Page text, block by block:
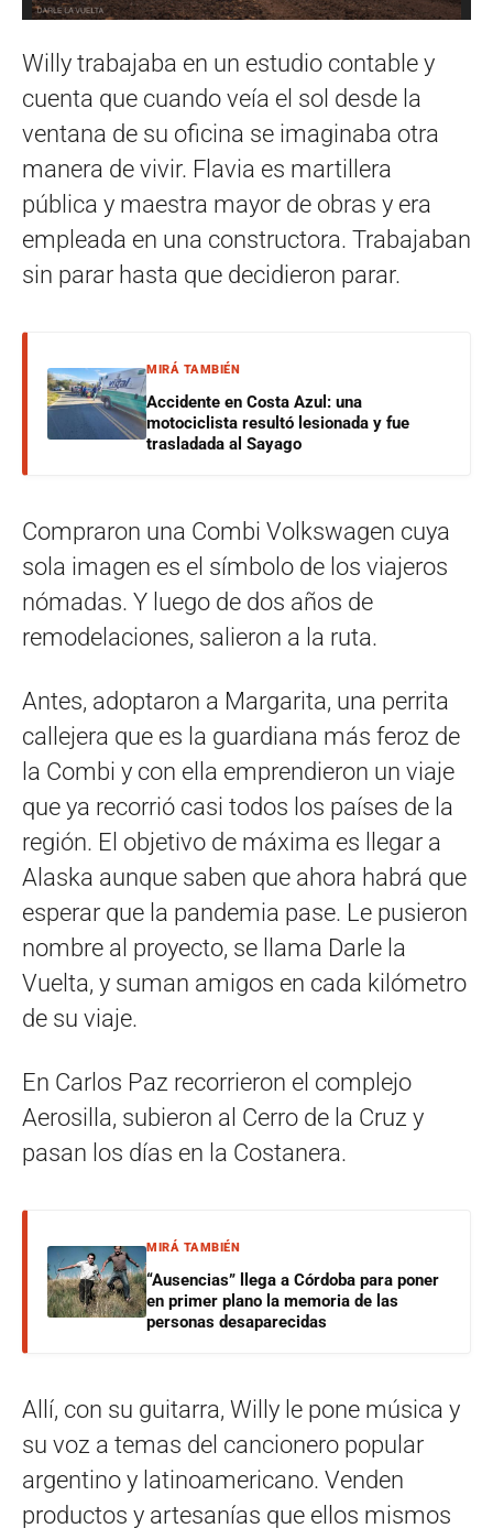
Willy trabajaba en un estudio contable y
cuenta que cuando veía el sol desde la
ventana de su oficina se imaginaba otra
manera de vivir. Flavia es martillera
pública y maestra mayor de obras y era
empleada en una constructora. Trabajaban
sin parar hasta que decidieron parar.
MIRÁ TAMBIÉN
Accidente en Costa Azul: una
motociclista resultó lesionada y fue
trasladada al Sayago
Compraron una Combi Volkswagen cuya
sola imagen es el símbolo de los viajeros
nómadas. Y luego de dos años de
remodelaciones, salieron a la ruta.
Antes, adoptaron a Margarita, una perrita
callejera que es la guardiana más feroz de
la Combi y con ella emprendieron un viaje
que ya recorrió casi todos los países de la
región. El objetivo de máxima es llegar a
Alaska aunque saben que ahora habrá que
esperar que la pandemia pase. Le pusieron
nombre al proyecto, se llama Darle la
Vuelta, y suman amigos en cada kilómetro
de su viaje.
En Carlos Paz recorrieron el complejo
Aerosilla, subieron al Cerro de la Cruz y
pasan los días en la Costanera.
MIRÁ TAMBIÉN
“Ausencias” llega a Córdoba para poner
en primer plano la memoria de las
personas desaparecidas
Allí, con su guitarra, Willy le pone música y
su voz a temas del cancionero popular
argentino y latinoamericano. Venden
productos y artesanías que ellos mismos